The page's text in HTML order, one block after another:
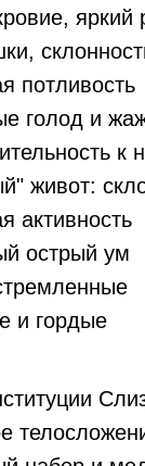
яркий
потливость
голод и
к
живот:
активность
острый ум
и гордые